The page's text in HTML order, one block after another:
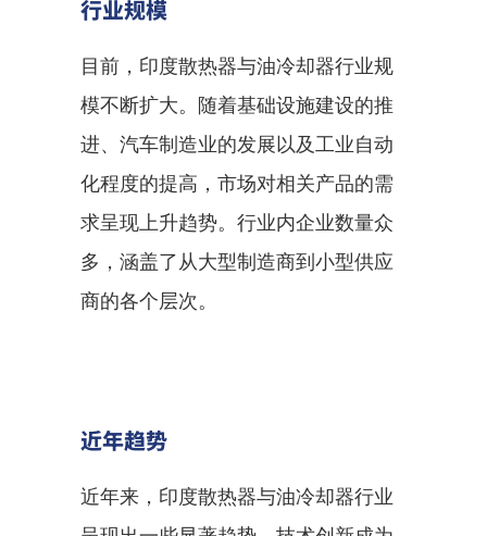
行业规模
目前，印度散热器与油冷却器行业规
模不断扩大。随着基础设施建设的推
进、汽车制造业的发展以及工业自动
化程度的提高，市场对相关产品的需
求呈现上升趋势。行业内企业数量众
多，涵盖了从大型制造商到小型供应
商的各个层次。
近年趋势
近年来，印度散热器与油冷却器行业